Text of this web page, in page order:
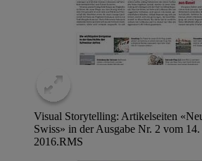
Visual Storytelling: Artikelseiten
Swiss» in der Ausgabe Nr. 2 vom 14.
2016.RMS